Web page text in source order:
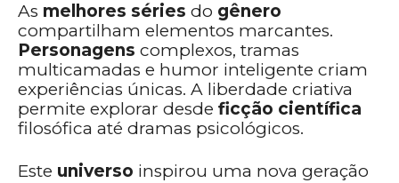
As melhores séries do gênero
compartilham elementos marcantes.
Personagens complexos, tramas
multicamadas e humor inteligente criam
experiências únicas. A liberdade criativa
permite explorar desde ficção científica
filosófica até dramas psicológicos.
Este universo inspirou uma nova geração